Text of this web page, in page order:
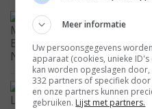
groter dan
dat eigenlijk?
FEATURED
Matthew
beste
Meer informatie
Uw persoonsgegevens
apparaat (cookies, unieke
kan worden opgeslagen
332 partners of specifiek
en onze partners kunnen
gebruiken. Lijst met partners.